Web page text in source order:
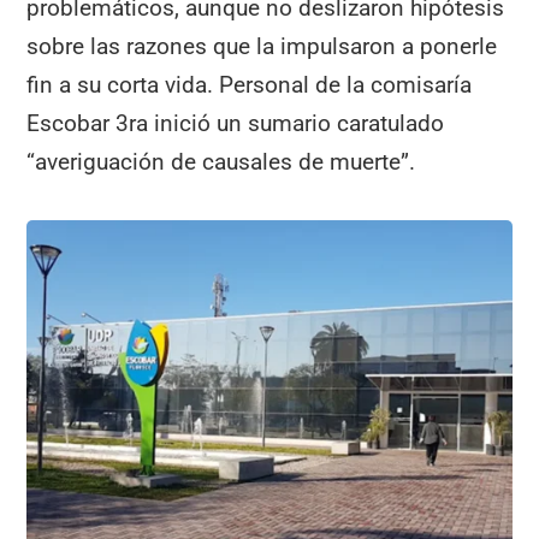
problemáticos, aunque no deslizaron hipótesis
sobre las razones que la impulsaron a ponerle
fin a su corta vida. Personal de la comisaría
Escobar 3ra inició un sumario caratulado
“averiguación de causales de muerte”.